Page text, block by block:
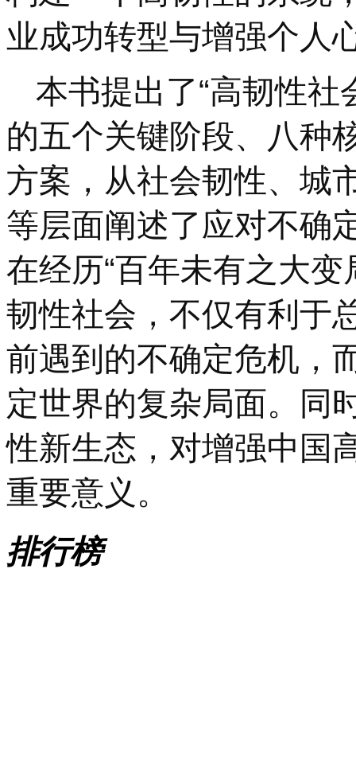
业成功转型与增强个人
本书提出了“高韧性社
的五个关键阶段、八种
方案，从社会韧性、城
等层面阐述了应对不确
在经历“百年未有之大
韧性社会，不仅有利于
前遇到的不确定危机，
定世界的复杂局面。同
性新生态，对增强中国
重要意义。
排行榜